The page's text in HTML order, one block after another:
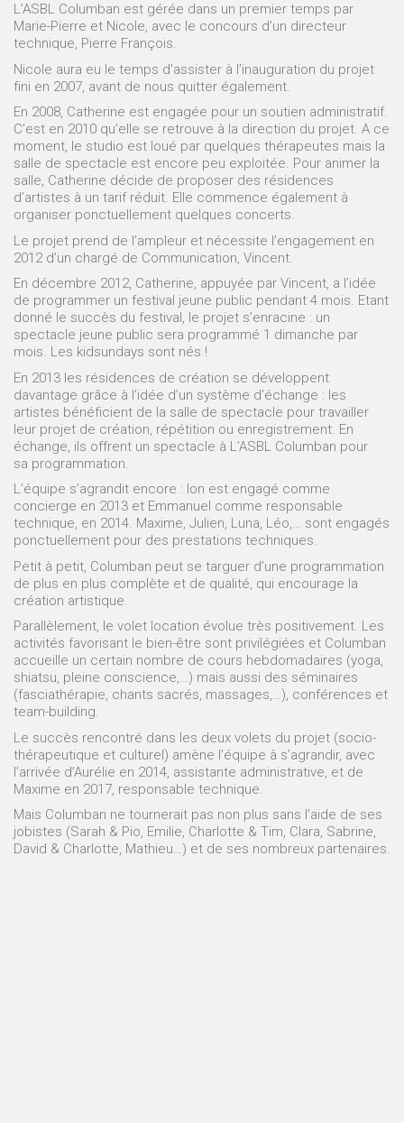
L’ASBL Columban est gérée dans un premier temps par
Marie-Pierre et Nicole, avec le concours d’un directeur
technique, Pierre François.
Nicole aura eu le temps d’assister à l’inauguration du projet
fini en 2007, avant de nous quitter également.
En 2008, Catherine est engagée pour un soutien administratif.
C’est en 2010 qu’elle se retrouve à la direction du projet. A ce
moment, le studio est loué par quelques thérapeutes mais la
salle de spectacle est encore peu exploitée. Pour animer la
salle, Catherine décide de proposer des résidences
d’artistes à un tarif réduit. Elle commence également à
organiser ponctuellement quelques concerts.
Le projet prend de l’ampleur et nécessite l’engagement en
2012 d’un chargé de Communication, Vincent.
En décembre 2012, Catherine, appuyée par Vincent, a l’idée
de programmer un festival jeune public pendant 4 mois. Etant
donné le succès du festival, le projet s’enracine : un
spectacle jeune public sera programmé 1 dimanche par
mois. Les kidsundays sont nés !
En 2013 les résidences de création se développent
davantage grâce à l’idée d’un système d’échange : les
artistes bénéficient de la salle de spectacle pour travailler
leur projet de création, répétition ou enregistrement. En
échange, ils offrent un spectacle à L’ASBL Columban pour
sa programmation.
L’équipe s’agrandit encore : Ion est engagé comme
concierge en 2013 et Emmanuel comme responsable
technique, en 2014. Maxime, Julien, Luna, Léo,… sont engagés
ponctuellement pour des prestations techniques.
Petit à petit, Columban peut se targuer d’une programmation
de plus en plus complète et de qualité, qui encourage la
création artistique.
Parallèlement, le volet location évolue très positivement. Les
activités favorisant le bien-être sont privilégiées et Columban
accueille un certain nombre de cours hebdomadaires (yoga,
shiatsu, pleine conscience,…) mais aussi des séminaires
(fasciathérapie, chants sacrés, massages,…), conférences et
team-building.
Le succès rencontré dans les deux volets du projet (socio-
thérapeutique et culturel) amène l’équipe à s’agrandir, avec
l’arrivée d’Aurélie en 2014, assistante administrative, et de
Maxime en 2017, responsable technique.
Mais Columban ne tournerait pas non plus sans l’aide de ses
jobistes (Sarah & Pio, Emilie, Charlotte & Tim, Clara, Sabrine,
David & Charlotte, Mathieu…) et de ses nombreux partenaires.